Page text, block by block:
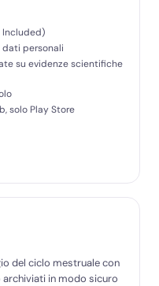
Included)
dati personali
su evidenze scientifiche
solo Play Store
del ciclo mestruale con
in modo sicuro